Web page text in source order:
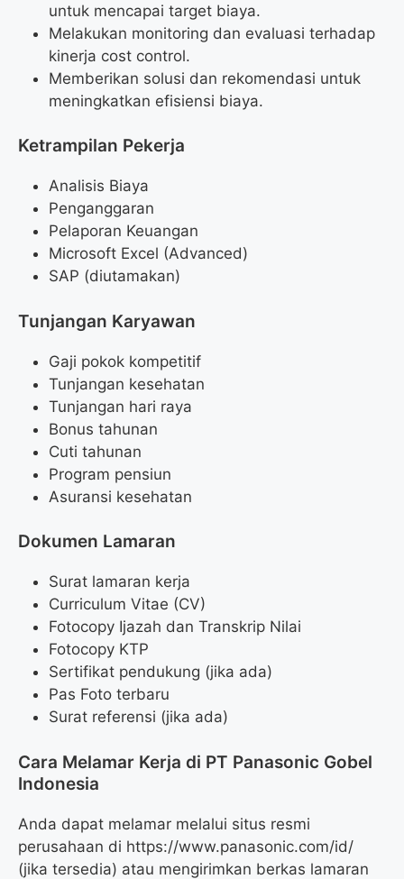
untuk mencapai target biaya.
Melakukan monitoring dan evaluasi terhadap
kinerja cost control.
Memberikan solusi dan rekomendasi untuk
meningkatkan efisiensi biaya.
Ketrampilan Pekerja
Analisis Biaya
Penganggaran
Pelaporan Keuangan
Microsoft Excel (Advanced)
SAP (diutamakan)
Tunjangan Karyawan
Gaji pokok kompetitif
Tunjangan kesehatan
Tunjangan hari raya
Bonus tahunan
Cuti tahunan
Program pensiun
Asuransi kesehatan
Dokumen Lamaran
Surat lamaran kerja
Curriculum Vitae (CV)
Fotocopy Ijazah dan Transkrip Nilai
Fotocopy KTP
Sertifikat pendukung (jika ada)
Pas Foto terbaru
Surat referensi (jika ada)
Cara Melamar Kerja di PT Panasonic Gobel
Indonesia
Anda dapat melamar melalui situs resmi
perusahaan di https://www.panasonic.com/id/
(jika tersedia) atau mengirimkan berkas lamaran